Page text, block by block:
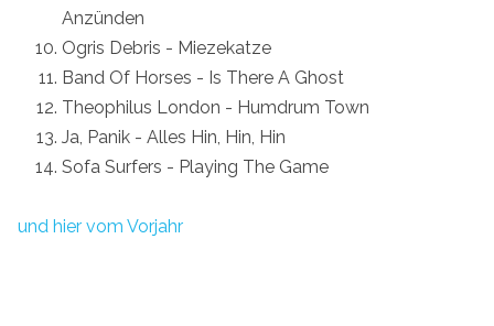
Anzünden
Ogris Debris - Miezekatze
Band Of Horses - Is There A Ghost
Theophilus London - Humdrum Town
Ja, Panik - Alles Hin, Hin, Hin
Sofa Surfers - Playing The Game
und hier vom Vorjahr